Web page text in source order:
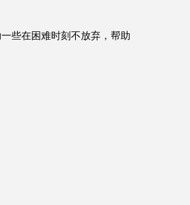
些在困难时刻不放弃，帮助